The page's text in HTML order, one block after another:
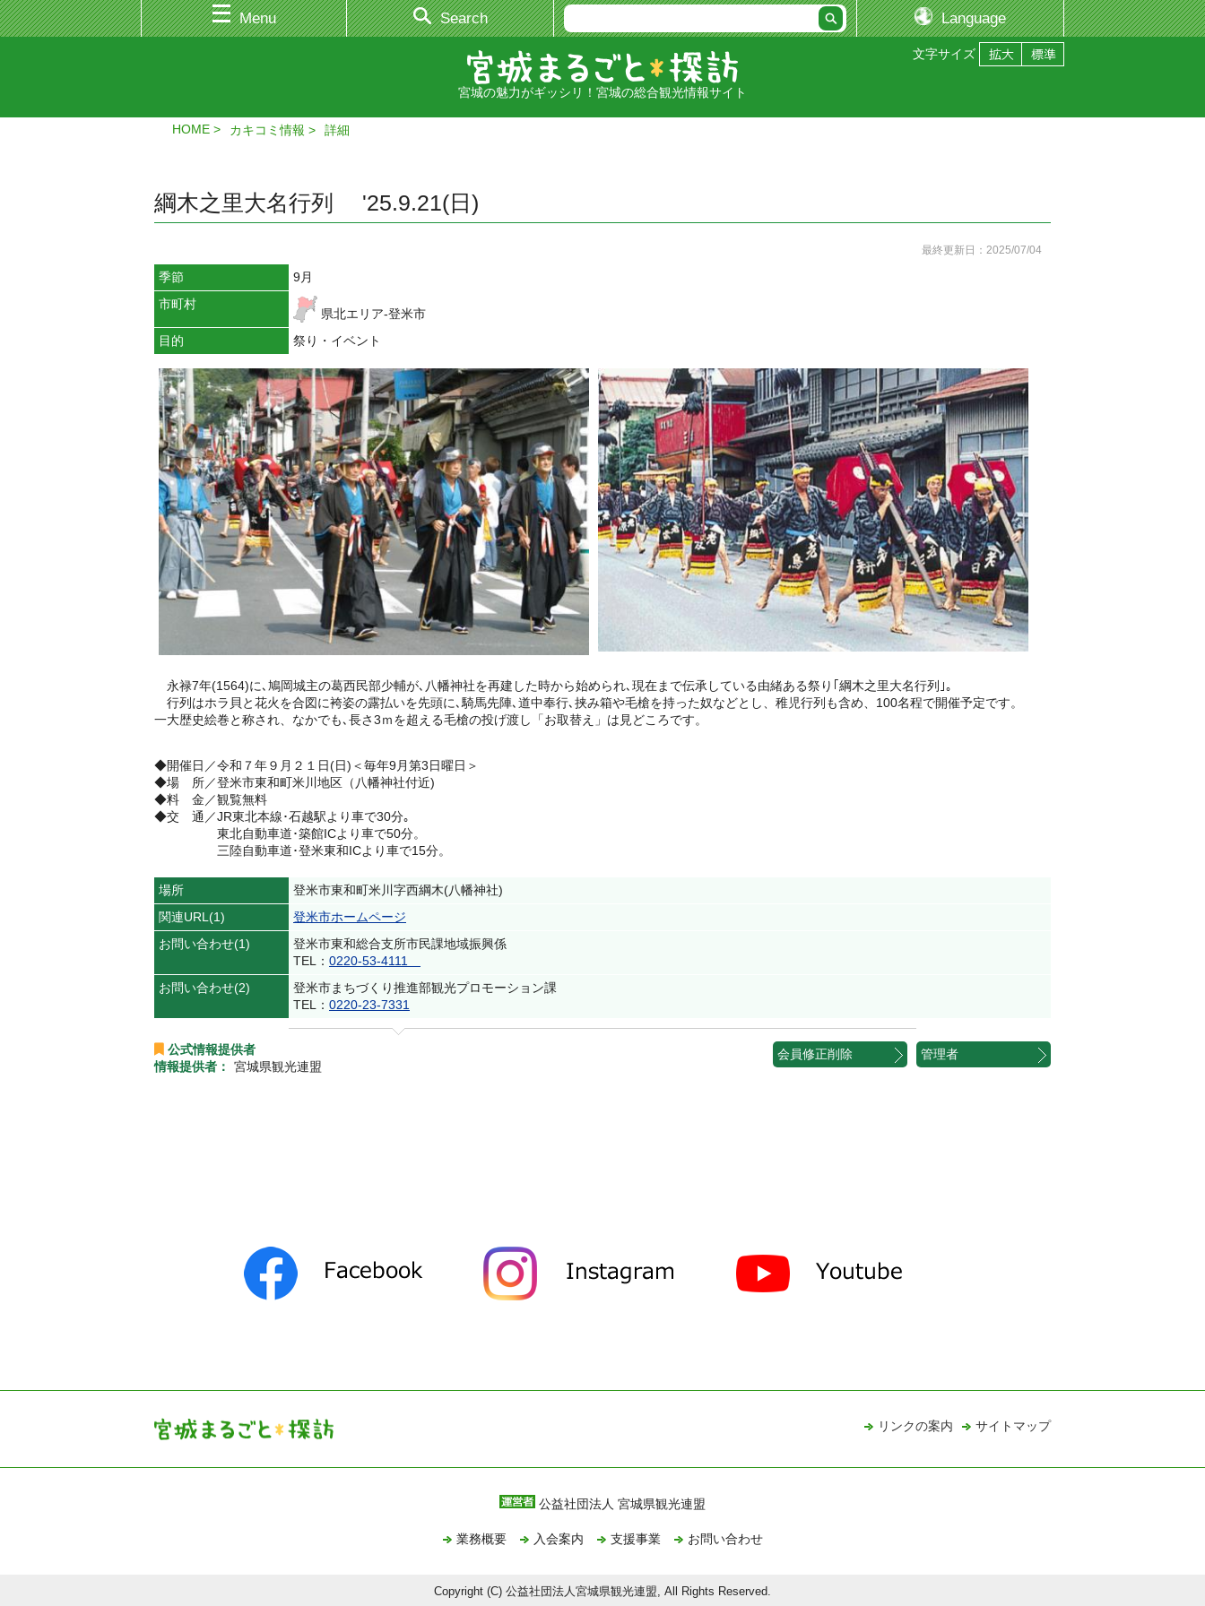
Menu Search Language
文字サイズ
宮城の魅力がギッシリ！宮城の総合観光情報サイト
HOME カキコミ情報 詳細
綱木之里大名行列 '25.9.21(日)
最終更新日：2025/07/04
季節
9月
市町村
県北エリア-登米市
目的
祭り・イベント
永禄7年(1564)に､鳩岡城主の葛西民部少輔が､八幡神社を再建した時から始められ､現在まで伝承している由緒ある祭り｢綱木之里大名行列｣。
行列はホラ貝と花火を合図に袴姿の露払いを先頭に､騎馬先陣､道中奉行､挟み箱や毛槍を持った奴などとし、稚児行列も含め、100名程で開催予定です。
一大歴史絵巻と称され、なかでも､長さ3ｍを超える毛槍の投げ渡し「お取替え」は見どころです。
◆開催日／令和７年９月２１日(日)＜毎年9月第3日曜日＞
◆場 所／登米市東和町米川地区（八幡神社付近)
◆料 金／観覧無料
◆交 通／JR東北本線･石越駅より車で30分｡
東北自動車道･築館ICより車で50分。
三陸自動車道･登米東和ICより車で15分。
場所
登米市東和町米川字西綱木(八幡神社)
関連URL(1)
登米市ホームページ
お問い合わせ(1)
登米市東和総合支所市民課地域振興係
TEL： 0220-53-4111
お問い合わせ(2)
登米市まちづくり推進部観光プロモーション課
TEL： 0220-23-7331
公式情報提供者
情報提供者：
宮城県観光連盟
会員修正削除 管理者
リンクの案内 サイトマップ
公益社団法人 宮城県観光連盟
業務概要 入会案内 支援事業 お問い合わせ
Copyright (C) 公益社団法人宮城県観光連盟, All Rights Reserved.